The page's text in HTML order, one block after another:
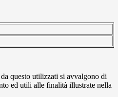
questo utilizzati si avvalgono di
ed utili alle finalità illustrate nella